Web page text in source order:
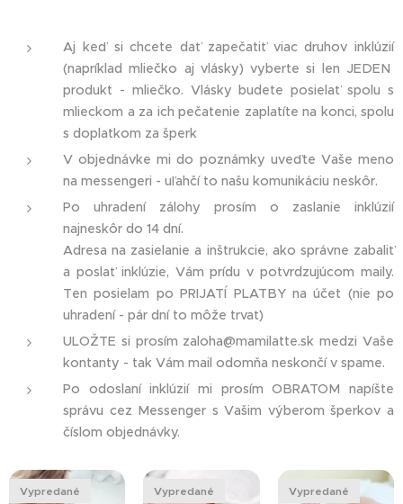
Aj keď si chcete dať zapečatiť viac druhov inklúzií
(napríklad mliečko aj vlásky) vyberte si len JEDEN
produkt - mliečko. Vlásky budete posielať spolu s
mlieckom a za ich pečatenie zaplatíte na konci, spolu
s doplatkom za šperk
V objednávke mi do poznámky uveďte Vaše meno
na messengeri - uľahčí to našu komunikáciu neskôr.
Po uhradení zálohy prosím o zaslanie inklúzií
najneskôr do 14 dní.
Adresa na zasielanie a inštrukcie, ako správne zabaliť
a poslať inklúzie, Vám prídu v potvrdzujúcom maily.
Ten posielam po PRIJATÍ PLATBY na účet (nie po
uhradení - pár dní to môže trvať)
ULOŽTE si prosím zaloha@mamilatte.sk medzi Vaše
kontanty - tak Vám mail odomňa neskončí v spame.
Po odoslaní inklúzií mi prosím OBRATOM napíšte
správu cez Messenger s Vašim výberom šperkov a
číslom objednávky.
Vypredané Vypredané Vypredané